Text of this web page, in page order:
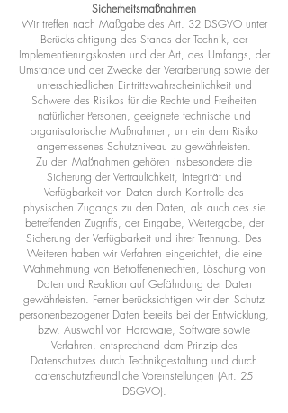
Sicherheitsmaßnahmen
Wir treffen nach Maßgabe des Art. 32 DSGVO unter
Berücksichtigung des Stands der Technik, der
Implementierungskosten und der Art, des Umfangs, der
Umstände und der Zwecke der Verarbeitung sowie der
unterschiedlichen Eintrittswahrscheinlichkeit und
Schwere des Risikos für die Rechte und Freiheiten
natürlicher Personen, geeignete technische und
organisatorische Maßnahmen, um ein dem Risiko
angemessenes Schutzniveau zu gewährleisten.
Zu den Maßnahmen gehören insbesondere die
Sicherung der Vertraulichkeit, Integrität und
Verfügbarkeit von Daten durch Kontrolle des
physischen Zugangs zu den Daten, als auch des sie
betreffenden Zugriffs, der Eingabe, Weitergabe, der
Sicherung der Verfügbarkeit und ihrer Trennung. Des
Weiteren haben wir Verfahren eingerichtet, die eine
Wahrnehmung von Betroffenenrechten, Löschung von
Daten und Reaktion auf Gefährdung der Daten
gewährleisten. Ferner berücksichtigen wir den Schutz
personenbezogener Daten bereits bei der Entwicklung,
bzw. Auswahl von Hardware, Software sowie
Verfahren, entsprechend dem Prinzip des
Datenschutzes durch Technikgestaltung und durch
datenschutzfreundliche Voreinstellungen (Art. 25
DSGVO).